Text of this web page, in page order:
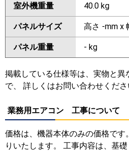
室外機重量 40.0 kg
パネルサイズ 高さ -mm x
パネル重量 - kg
掲載している仕様等は、実物と
で、 詳しくはお問い合わせくださ
業務用エアコン 工事について
価格は、機器本体のみの価格で
りいたします。 工事内容は、基